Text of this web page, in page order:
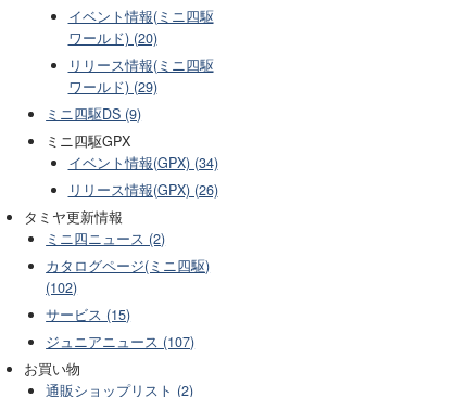
イベント情報(ミニ四駆
ワールド) (20)
リリース情報(ミニ四駆
ワールド) (29)
ミニ四駆DS (9)
ミニ四駆GPX
イベント情報(GPX) (34)
リリース情報(GPX) (26)
タミヤ更新情報
ミニ四ニュース (2)
カタログページ(ミニ四駆)
(102)
サービス (15)
ジュニアニュース (107)
お買い物
通販ショップリスト (2)